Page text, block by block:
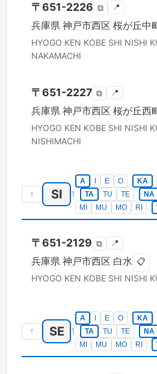
〒651-2226 ⧉ 📍
兵庫県 神戸市西区 桜が丘中
HYOGO KEN KOBE SHI NISHI
NAKAMACHI
〒651-2227 ⧉ 📍
兵庫県 神戸市西区 桜が丘西
HYOGO KEN KOBE SHI NISHI
NISHIMACHI
↑ SI 1
A E O KA
TA
TU TE NA
MI
MU MO RI
〒651-2129 ⧉ 📍
兵庫県 神戸市西区 白水 📋
HYOGO KEN KOBE SHI NISHI
↑ SE 1
A E O KA
TA
TU TE NA
MI
MU MO RI